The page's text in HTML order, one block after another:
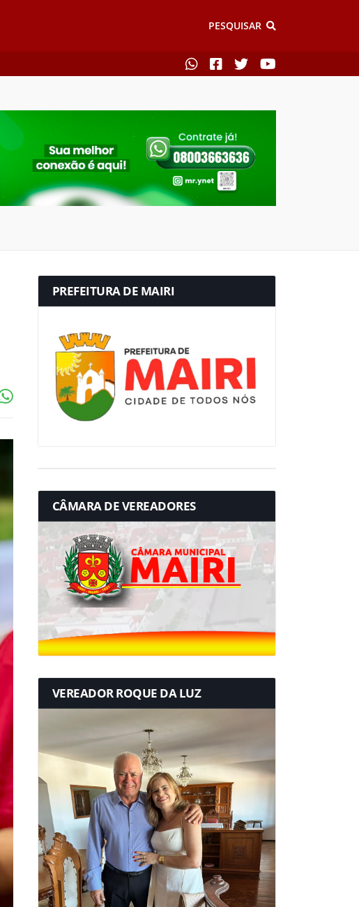
PESQUISAR
PREFEITURA DE MAIRI
CÂMARA DE VEREADORES
VEREADOR ROQUE DA LUZ